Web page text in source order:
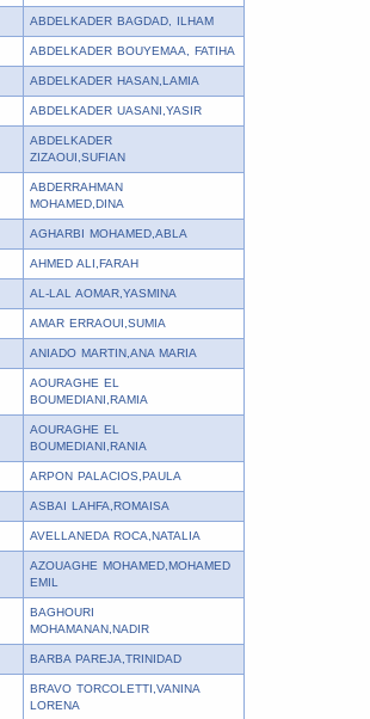
ABDELKADER BAGDAD, ILHAM
ABDELKADER BOUYEMAA, FATIHA
ABDELKADER HASAN,LAMIA
ABDELKADER UASANI,YASIR
ABDELKADER
ZIZAOUI,SUFIAN
ABDERRAHMAN
MOHAMED,DINA
AGHARBI MOHAMED,ABLA
AHMED ALI,FARAH
AL-LAL AOMAR,YASMINA
AMAR ERRAOUI,SUMIA
ANIADO MARTIN,ANA MARIA
AOURAGHE EL
BOUMEDIANI,RAMIA
AOURAGHE EL
BOUMEDIANI,RANIA
ARPON PALACIOS,PAULA
ASBAI LAHFA,ROMAISA
AVELLANEDA ROCA,NATALIA
AZOUAGHE MOHAMED,MOHAMED
EMIL
BAGHOURI
MOHAMANAN,NADIR
BARBA PAREJA,TRINIDAD
BRAVO TORCOLETTI,VANINA
LORENA